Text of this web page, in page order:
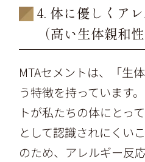
4. 体に優しくア
（高い生体親和性
MTAセメントは、「生
う特徴を持っています
トが私たちの体にとっ
として認識されにくい
のため、アレルギー反